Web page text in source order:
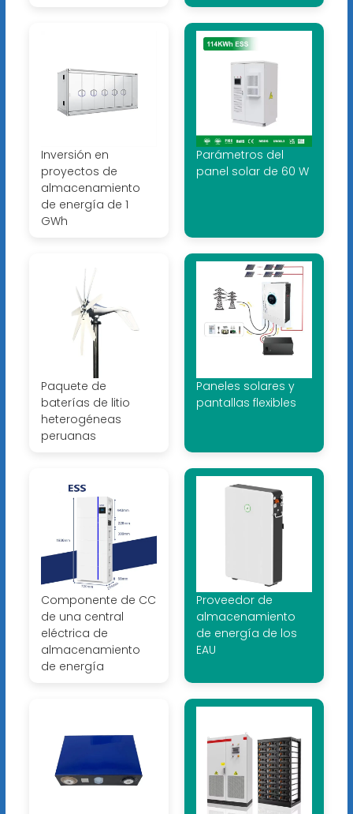
Inversión en
proyectos de
almacenamiento
de energía de 1
GWh
Parámetros del
panel solar de 60 W
Paquete de
baterías de litio
heterogéneas
peruanas
Paneles solares y
pantallas flexibles
Componente de CC
de una central
eléctrica de
almacenamiento
de energía
Proveedor de
almacenamiento
de energía de los
EAU